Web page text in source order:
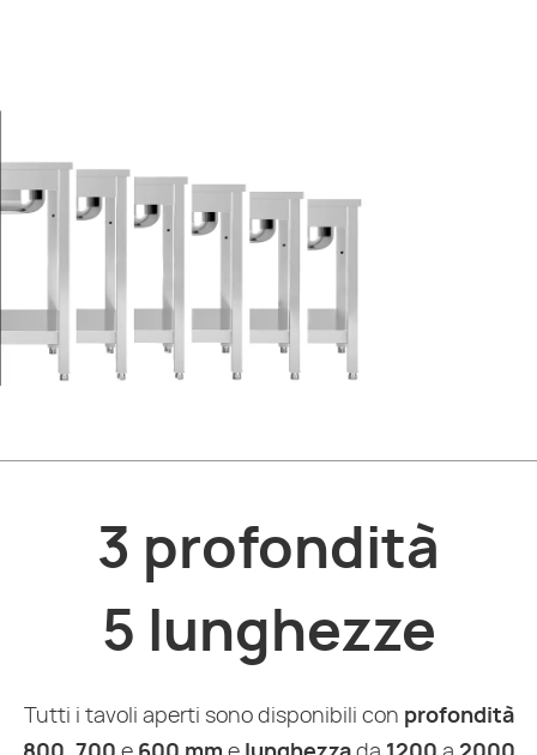
3 profondità
5 lunghezze
Tutti i tavoli aperti sono disponibili con profondità